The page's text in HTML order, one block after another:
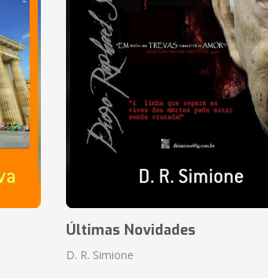
Últimas Novidades
D. R. Simione